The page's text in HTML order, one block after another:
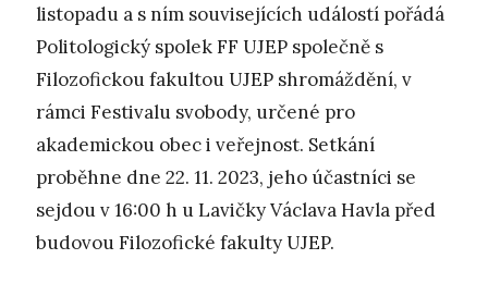
listopadu a s ním souvisejících událostí pořádá
Politologický spolek FF UJEP společně s
Filozofickou fakultou UJEP shromáždění, v
rámci Festivalu svobody, určené pro
akademickou obec i veřejnost. Setkání
proběhne dne 22. 11. 2023, jeho účastníci se
sejdou v 16:00 h u Lavičky Václava Havla před
budovou Filozofické fakulty UJEP.